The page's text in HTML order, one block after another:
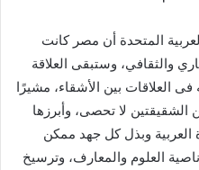
المتحدة أن مصر كانت
والثقافي، وستبقى العلاقة
فى العلاقات بين الأشقاء، مشيرًا
الشقيقتين لا تحصى، وأبرزها
العربية وبذل كل جهد ممكن
العلوم والمعارف، وترسيخ